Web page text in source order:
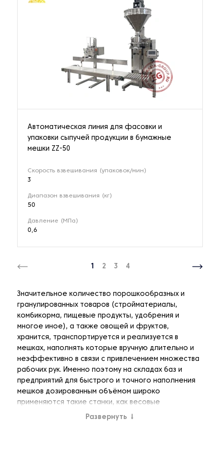
Автоматическая линия для фасовки и
упаковки сыпучей продукции в бумажные
мешки ZZ-50
Скорость взвешивания (упаковок/мин)
3
Диапазон взвешивания (кг)
50
Давление (МПа)
0,6
1 2 3 4
Значительное количество порошкообразных и
гранулированных товаров (стройматериалы,
комбикорма, пищевые продукты, удобрения и
многое иное), а также овощей и фруктов,
хранится, транспортируется и реализуется в
мешках, наполнять которые вручную длительно и
неэффективно в связи с привлечением множества
рабочих рук. Именно поэтому на складах баз и
предприятий для быстрого и точного наполнения
мешков дозированным объёмом широко
применяются такие станки, как весовые
мешконаполнители, которые представляют собой
Развернуть ↓